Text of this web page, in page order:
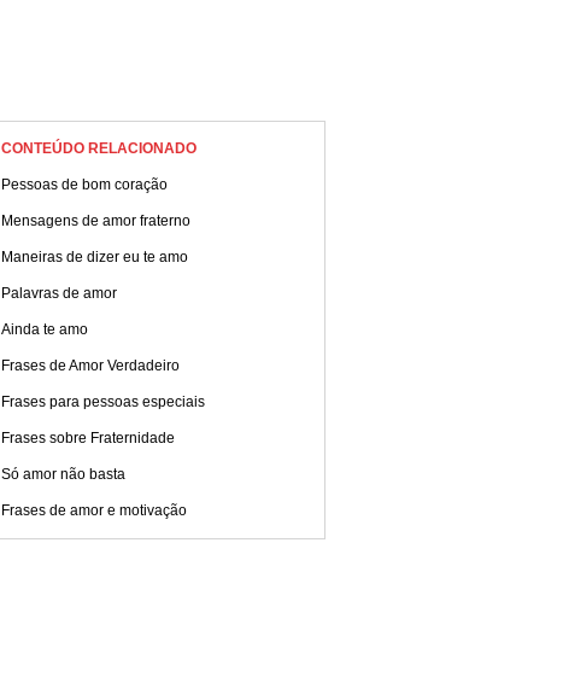
CONTEÚDO RELACIONADO
Pessoas de bom coração
Mensagens de amor fraterno
Maneiras de dizer eu te amo
Palavras de amor
Ainda te amo
Frases de Amor Verdadeiro
Frases para pessoas especiais
Frases sobre Fraternidade
Só amor não basta
Frases de amor e motivação